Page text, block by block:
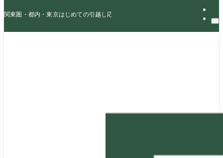
関東圏・都内・東京はじめての引越し応援